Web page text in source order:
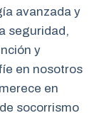
avanzada y
seguridad,
y
en nosotros
en
socorrismo